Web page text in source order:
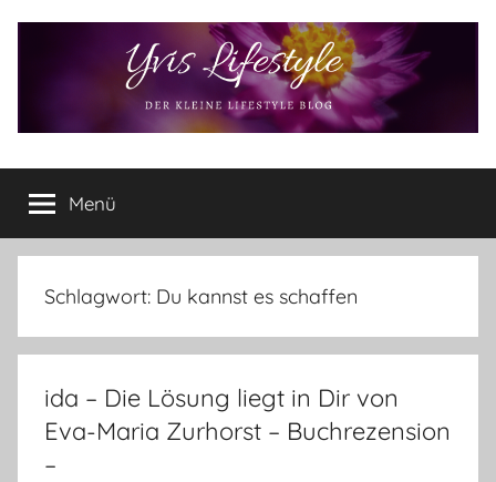
Yvis
Lifestyle
Lifestyle
Blog
–
Lifestyle,
Produkttests
vieles
mehr
Menü
Schlagwort: Du kannst es schaffen
ida – Die Lösung liegt in Dir von
Eva-Maria Zurhorst – Buchrezension
–